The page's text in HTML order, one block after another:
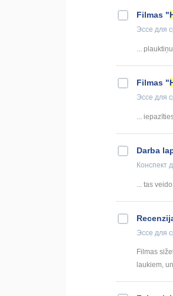
Filmas "
Эссе для
...
Filmas "
Эссе для
...
Darba
Конспект
... tas
Эссе для
Filmas
laukiem,